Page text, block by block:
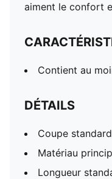
aiment le confort
Contient au
DÉTAILS
Coupe standard
Matériau
Longueur